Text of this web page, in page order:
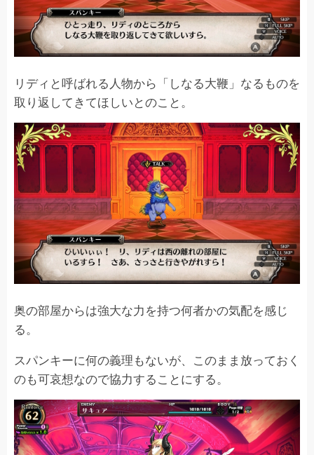
リディと呼ばれる人物から「しなる大鞭」なるものを
取り返してきてほしいとのこと。
奥の部屋からは強大な力を持つ何者かの気配を感じ
る。
スパンキーに何の義理もないが、このまま放っておく
のも可哀想なので協力することにする。